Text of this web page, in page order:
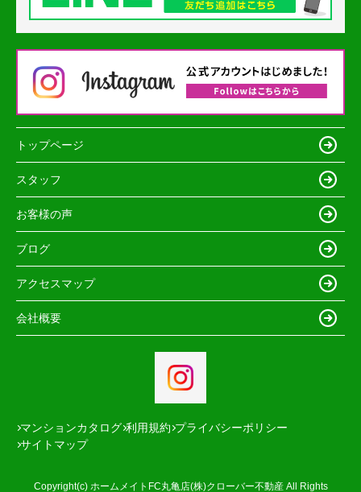
トップページ
スタッフ
お客様の声
ブログ
アクセスマップ
会社概要
マンションカタログ 利用規約 プライバシーポリシー
サイトマップ
Copyright(c) ホームメイトFC丸亀店(株)クローバー不動産 All Rights